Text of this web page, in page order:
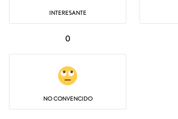
INTERESANTE
0
NO CONVENCIDO